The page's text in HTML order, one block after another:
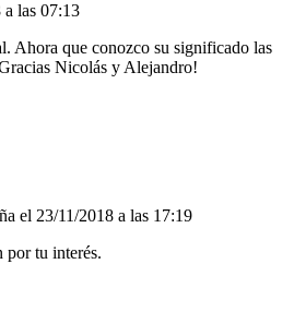
a las 07:13
Ahora que conozco su significado las
Nicolás y Alejandro!
el 23/11/2018 a las 17:19
por tu interés.